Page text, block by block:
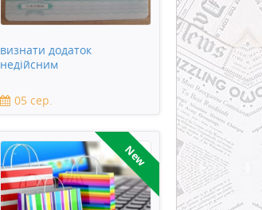
визнати додаток
недійсним
05 сер.
New